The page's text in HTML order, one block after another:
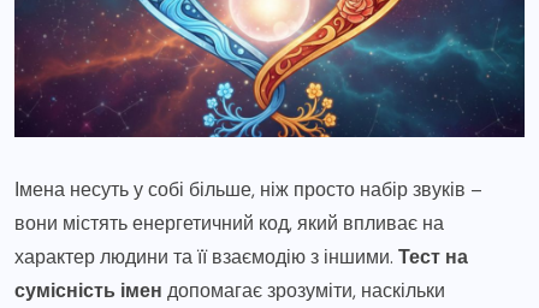
Імена несуть у собі більше, ніж просто набір звуків –
вони містять енергетичний код, який впливає на
характер людини та її взаємодію з іншими. Тест на
сумісність імен допомагає зрозуміти, наскільки